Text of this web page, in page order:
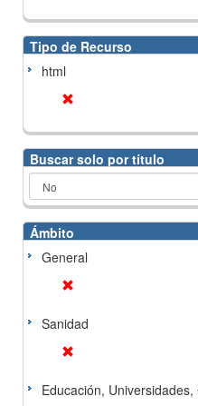
Tipo de Recurso
html
Buscar solo por título
Ámbito
General
Sanidad
Educación,